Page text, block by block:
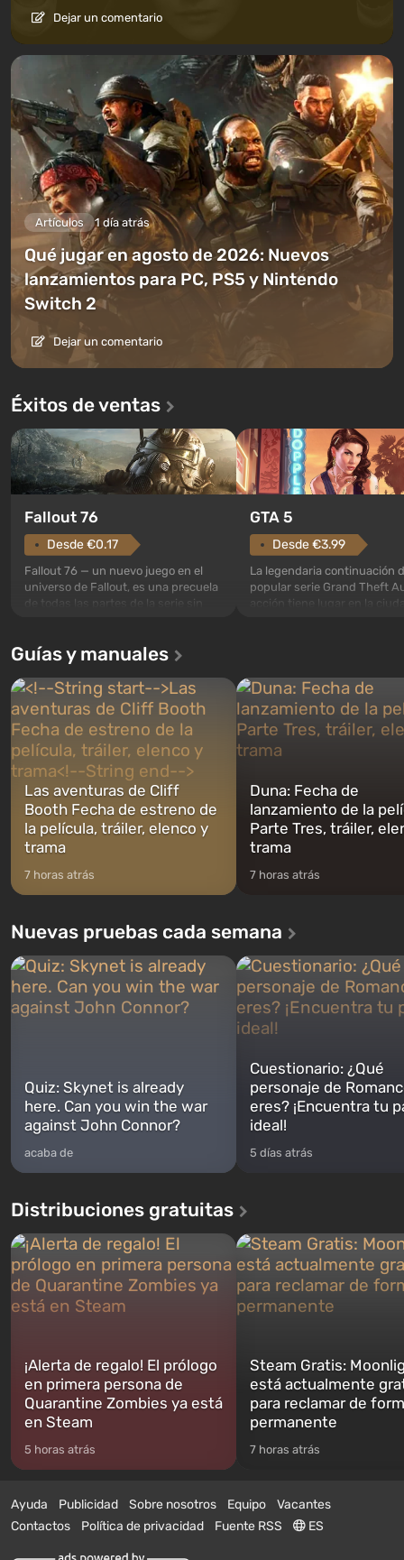
Dejar un comentario
Artículos 1 día atrás
Qué jugar en agosto de 2026: Nuevos
lanzamientos para PC, PS5 y Nintendo
Switch 2
Dejar un comentario
Éxitos de ventas
Fallout 76
Desde €0.17
Fallout 76 — un nuevo juego en el
universo de Fallout, es una precuela
de todas las partes de la serie sin
construidos. Este, según la idea de
los especialistas de Vault-Tec, debe
abrirse primero después de que
caigan las bombas n...
GTA 5
Desde €3.99
La legendaria continuación
popular serie Grand Theft
acción tiene lugar en la
Trevor y Franklin, entre los
podrás cambi...
Guías y manuales
Las aventuras de Cliff
Booth Fecha de estreno de
la película, tráiler, elenco y
trama
7 horas atrás
Duna: Fecha de
lanzamiento de la
Parte Tres, tráiler,
trama
7 horas atrás
Nuevas pruebas cada semana
Quiz: Skynet is already
here. Can you win the war
against John Connor?
acaba de
Cuestionario: ¿Qué
personaje de
eres? ¡Encuentra tu
ideal!
5 días atrás
Distribuciones gratuitas
¡Alerta de regalo! El prólogo
en primera persona de
Quarantine Zombies ya está
en Steam
5 horas atrás
Steam Gratis:
está actualmente
para reclamar de
permanente
7 horas atrás
Ayuda Publicidad Sobre nosotros Equipo
Vacantes
Contactos
Política de privacidad Fuente RSS ES